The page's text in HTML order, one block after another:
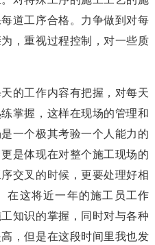
道工序合格。力争做到对每
，重视过程控制，对一些质
的工作内容有把握，对每天
掌握，这样在现场的管理和
一个极其考验一个人能力的
是体现在对整个施工现场的
交叉的时候，更要处理好相
在这将近一年的施工员工作
知识的掌握，同时对与各种
，但是在这段时间里我也发